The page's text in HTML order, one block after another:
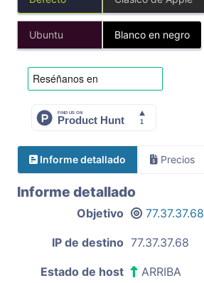
Ubuntu Blanco en negro
Informe detallado Precios
Informe detallado
Objetivo 77.37.37.68
IP de destino 77.37.37.68
Estado de host ARRIBA